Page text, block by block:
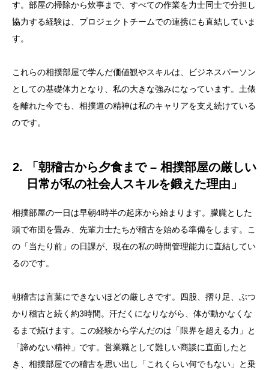
す。部屋の掃除から炊事まで、すべての作業を力士同士で分担し
協力する経験は、プロジェクトチームでの連携にも直結していま
す。
これらの相撲部屋で学んだ価値観やスキルは、ビジネスパーソン
としての基礎体力となり、私の大きな強みになっています。土俵
を離れた今でも、相撲道の精神は私のキャリアを支え続けている
のです。
2. 「朝稽古から夕食まで – 相撲部屋の厳しい
日常が私の社会人スキルを鍛えた理由」
相撲部屋の一日は早朝4時半の起床から始まります。朦朧とした
頭で布団を畳み、先輩力士たちが稽古を始める準備をします。こ
の「当たり前」の日課が、現在の私の時間管理能力に直結してい
るのです。
朝稽古は言葉にできないほどの厳しさです。四股、摺り足、ぶつ
かり稽古と続く約3時間。汗だくになりながら、体が動かなくな
るまで続けます。この経験から学んだのは「限界を超える力」と
「諦めない精神」です。営業職として難しい商談に直面したと
き、相撲部屋での稽古を思い出し「これくらい何でもない」と乗